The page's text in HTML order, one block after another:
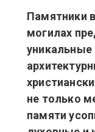
Памятники
могилах
уникальные
не только
памяти